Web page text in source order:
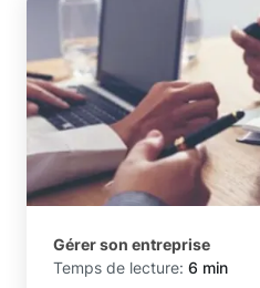
Gérer son entreprise
Temps de lecture: 6 min